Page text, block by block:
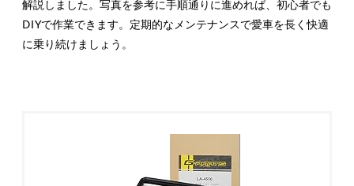
解説しました。写真を参考に手順通りに進めれば、初心者でも
DIYで作業できます。定期的なメンテナンスで愛車を長く快適
に乗り続けましょう。